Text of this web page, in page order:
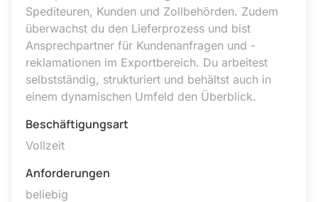
Spediteuren, Kunden und Zollbehörden. Zudem
überwachst du den Lieferprozess und bist
Ansprechpartner für Kundenanfragen und -
reklamationen im Exportbereich. Du arbeitest
selbstständig, strukturiert und behältst auch in
einem dynamischen Umfeld den Überblick.
Beschäftigungsart
Vollzeit
Anforderungen
beliebig